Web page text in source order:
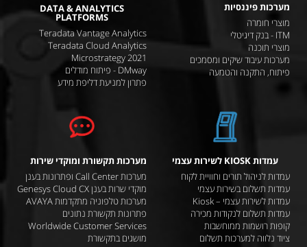
מערכות פיננסיות
מוצרי חומרה
ITM - בנק דיגיטלי
מוצרי תוכנה
מערכות עיבוד שיקים ומסמכים
פיתוח, התקנה והטמעה
DATA & ANALYTICS
PLATFORMS
Teradata Vantage Analytics
Teradata Cloud Analytics
Microstrategy 2021
DMway - פיתוח מודלים
פתרון למניעת דליפת מידע
עמדות KIOSK לשירות עצמי
עמדות לניהול תורים וחוויית לקוח
עמדות תשלום בשירות עצמי
עמדות לשירות עצמי – Kiosk
עמדות תשלום לנקודות מכירה
קופות רושמות ממוחשבות
ציוד נלווה למערכות תשלום
מערכות תקשורת ומוקדי שירות
מערכות Call Center ופתרונות בענן
מוקדי שרות בענן Genesys Cloud CX
מערכות טלפוניה מתקדמות AVAYA
פתרונות תקשורת נתונים
Worldwide Customer Services
מושגים בתקשורת